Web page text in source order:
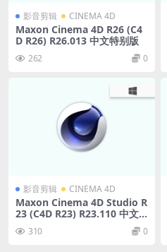
影音剪辑 CINEMA 4D
Maxon Cinema 4D R26 (C4
D R26) R26.013 中文特别版
262 0
影音剪辑 CINEMA 4D
Maxon Cinema 4D Studio R
23 (C4D R23) R23.110 中文
310 0